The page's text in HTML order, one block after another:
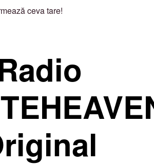
ceva tare!